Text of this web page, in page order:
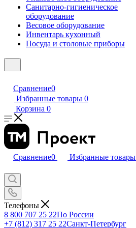
Санитарно-гигиеническое
оборудование
Весовое оборудование
Инвентарь кухонный
Посуда и столовые приборы
Сравнение0
Избранные товары 0
Корзина 0
Сравнение0 Избранные товары
Телефоны
8 800 707 25 22По России
+7 (812) 317 25 22Санкт-Петербург